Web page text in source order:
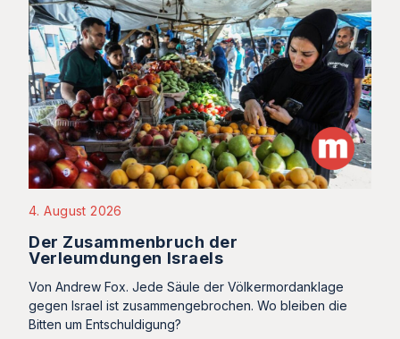
4. August 2026
Der Zusammenbruch der
Verleumdungen Israels
Von Andrew Fox. Jede Säule der Völkermordanklage
gegen Israel ist zusammengebrochen. Wo bleiben die
Bitten um Entschuldigung?